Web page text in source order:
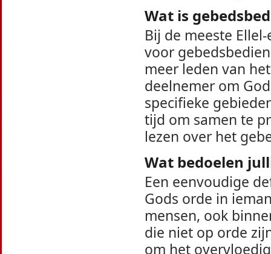
Wat is
Bij de meeste
voor
meer leden van
deelnemer om
specifieke
tijd om samen te
lezen over het
Wat bedoelen
Een eenvoudige
Gods orde in
mensen, ook
die niet op orde
om het